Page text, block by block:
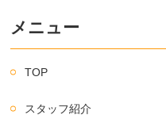
メニュー
TOP
スタッフ紹介